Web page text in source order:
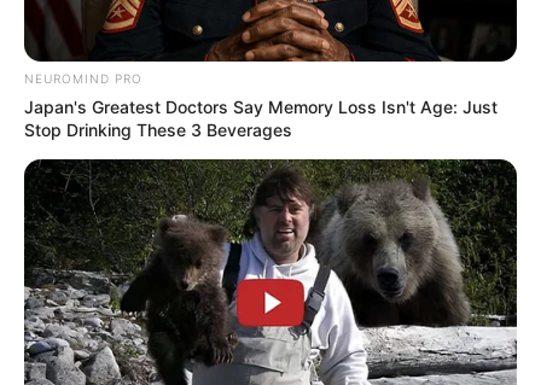
FACEBOOK
YOUTUBE
EMAIL ΑΚΟΛΟΥΘΉΣΤΕ
NEUROMIND PRO
Japan's Greatest Doctors Say Memory Loss Isn't Age: Just
Stop Drinking These 3 Beverages